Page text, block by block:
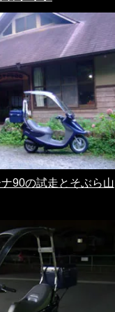
90の試走とそぶら山